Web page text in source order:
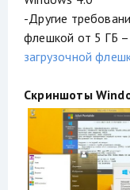
-Другие
флешкой от 5 ГБ
загрузочной
Скриншоты